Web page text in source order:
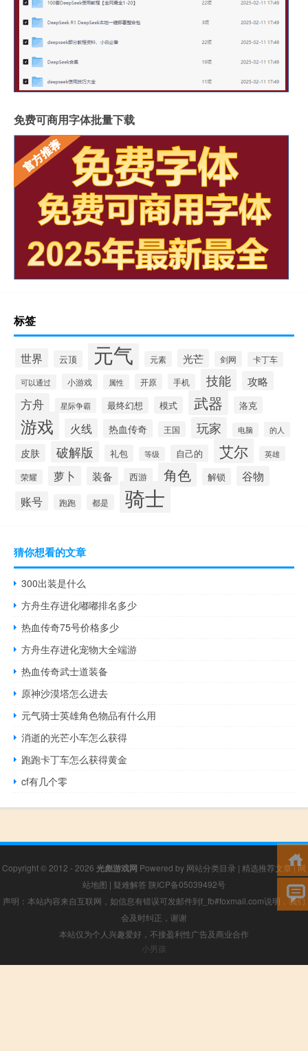
免费可商用字体批量下载
标签
世界 云顶 元气 元素 光芒 剑网 卡丁车
可以通过 小游戏 属性 开原 手机 技能 攻略
方舟 星际争霸 最终幻想 模式 武器 洛克
游戏 火线 热血传奇 王国 玩家 电脑 的人
皮肤 破解版 礼包 等级 自己的 艾尔 英雄
荣耀 萝卜 装备 西游 角色 解锁 谷物
账号 跑跑 都是 骑士
猜你想看的文章
300出装是什么
方舟生存进化嘟嘟排名多少
热血传奇75号价格多少
方舟生存进化宠物大全端游
热血传奇武士道装备
原神沙漠塔怎么进去
元气骑士英雄角色物品有什么用
消逝的光芒小车怎么获得
跑跑卡丁车怎么获得黄金
cf有几个零
Copyright © 2012 - 2026 光彪游戏网 Powered by 网站分类目录 | 精选推荐文章|网
站地图 | 疑难解答 陕ICP备05039492号
声明：本站内容来自互联网，如信息有错误可发邮件到f_fb#foxmail.com说明，我们
会及时纠正，谢谢
本站仅为个人兴趣爱好，不接盈利性广告及商业合作
小男孩